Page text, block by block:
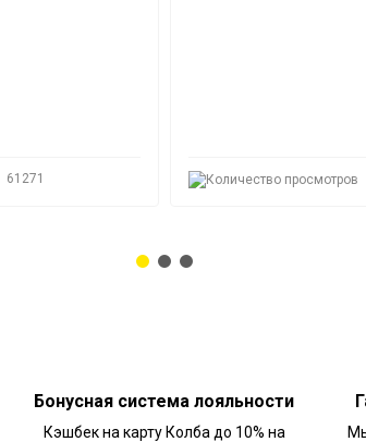
61271
Бонусная система лояльности
Кэшбек на карту Колба до 10% на